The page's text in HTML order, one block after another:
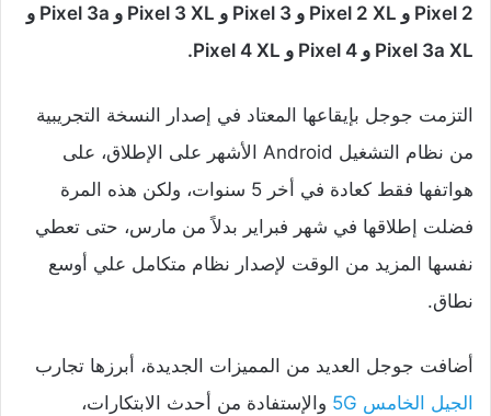
Pixel 2 و Pixel 2 XL و Pixel 3 و Pixel 3 XL و Pixel 3a و
Pixel 3a XL و Pixel 4 و Pixel 4 XL.
التزمت جوجل بإيقاعها المعتاد في إصدار النسخة التجريبية
من نظام التشغيل Android الأشهر على الإطلاق، على
هواتفها فقط كعادة في أخر 5 سنوات، ولكن هذه المرة
فضلت إطلاقها في شهر فبراير بدلاً من مارس، حتى تعطي
نفسها المزيد من الوقت لإصدار نظام متكامل علي أوسع
نطاق.
أضافت جوجل العديد من المميزات الجديدة، أبرزها تجارب
الجيل الخامس 5G
والإستفادة من أحدث الابتكارات،